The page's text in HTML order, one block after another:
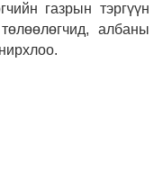
газрын тэргүүн
албаны